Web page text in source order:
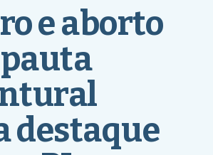
e aborto
destaque